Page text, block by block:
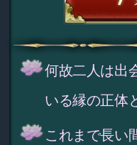
何故二人は出
いる縁の正体
これまで長い